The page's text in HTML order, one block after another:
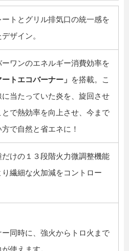
ートとグリル排気口の統一感を
ザイン。
ワンのエネルギー消費効率を
ートエコバーナー」 を搭載。こ
に当たっていた炎を、旋回させ
で熱効率を向上させ、今まで
で自然と省エネに！
けの１３段階火力微調整機能
り繊細な火加減をコントロー
ー同時に、強火からトロ火まで